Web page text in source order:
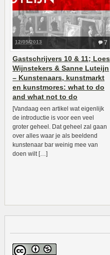
7
12/05/2013
Gastschrijvers 10 & 11; Loes
Wijnstekers & Sanne Luteijn
– Kunstenaars, kunstmarkt
en kunstmores: what to do
and what not to do
[Vandaag een artikel wat eigenlijk
de introductie is voor een veel
groter geheel. Dat geheel zal gaan
over alles waar je als beeldend
kunstenaar bar weinig mee van
doen wilt […]